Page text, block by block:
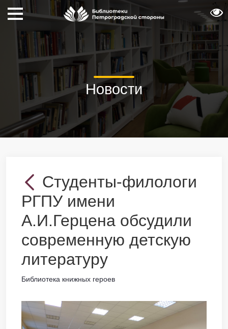
Новости
Студенты-филологи
РГПУ имени
А.И.Герцена обсудили
современную детскую
литературу
Библиотека книжных героев